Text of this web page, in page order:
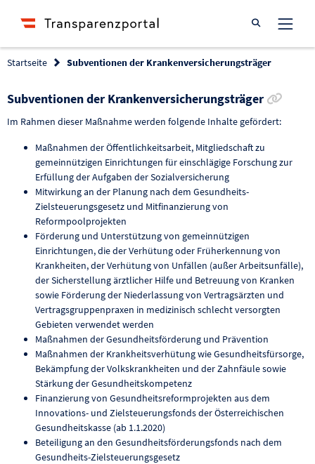
Suche öffnen
Startseite Subventionen der Krankenversicherungsträger
Subventionen der Krankenversicherungsträger
Im Rahmen dieser Maßnahme werden folgende Inhalte gefördert:
Maßnahmen der Öffentlichkeitsarbeit, Mitgliedschaft zu
gemeinnützigen Einrichtungen für einschlägige Forschung zur
Erfüllung der Aufgaben der Sozialversicherung
Mitwirkung an der Planung nach dem Gesundheits-
Zielsteuerungsgesetz und Mitfinanzierung von
Reformpoolprojekten
Förderung und Unterstützung von gemeinnützigen
Einrichtungen, die der Verhütung oder Früherkennung von
Krankheiten, der Verhütung von Unfällen (außer Arbeitsunfälle),
der Sicherstellung ärztlicher Hilfe und Betreuung von Kranken
sowie Förderung der Niederlassung von Vertragsärzten und
Vertragsgruppenpraxen in medizinisch schlecht versorgten
Gebieten verwendet werden
Maßnahmen der Gesundheitsförderung und Prävention
Maßnahmen der Krankheitsverhütung wie Gesundheitsfürsorge,
Bekämpfung der Volkskrankheiten und der Zahnfäule sowie
Stärkung der Gesundheitskompetenz
Finanzierung von Gesundheitsreformprojekten aus dem
Innovations- und Zielsteuerungsfonds der Österreichischen
Gesundheitskasse (ab 1.1.2020)
Beteiligung an den Gesundheitsförderungsfonds nach dem
Gesundheits-Zielsteuerungsgesetz